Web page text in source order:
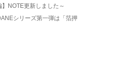
NOTE更新しました～
シリーズ第一弾は「箔押